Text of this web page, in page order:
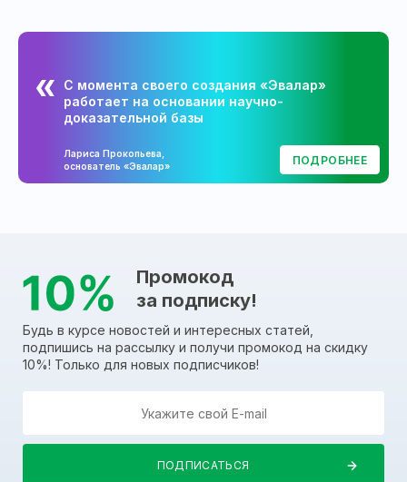
С момента своего создания «Эвалар»
работает на основании научно-
доказательной базы
Лариса Прокопьева,
основатель «Эвалар»
ПОДРОБНЕЕ
Промокод
за подписку!
Будь в курсе новостей и интересных статей,
подпишись на рассылку и получи промокод на скидку
10%! Только для новых подписчиков!